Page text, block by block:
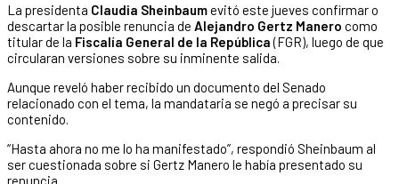
La presidenta Claudia Sheinbaumevitó este jueves confirmar o
descartar la posible renuncia de Alejandro Gertz Manero como
titular de la Fiscalía General de la República(FGR), luego de que
circularan versiones sobre su inminente salida.
Aunque reveló haber recibido un documento del Senado
relacionado con el tema, la mandataria se negó a precisar su
contenido.
“Hasta ahora no me lo ha manifestado”, respondió Sheinbaum al
ser cuestionada sobre si Gertz Manero le había presentado su
renuncia.